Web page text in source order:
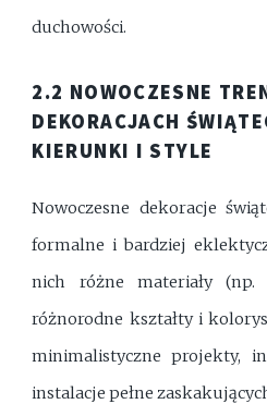
duchowości.
2.2 NOWOCZESNE
DEKORACJACH
KIERUNKI I STYLE
Nowoczesne dekoracje
formalne i bardziej
nich różne materiały (np.
różnorodne kształty i
minimalistyczne projekty,
instalacje pełne